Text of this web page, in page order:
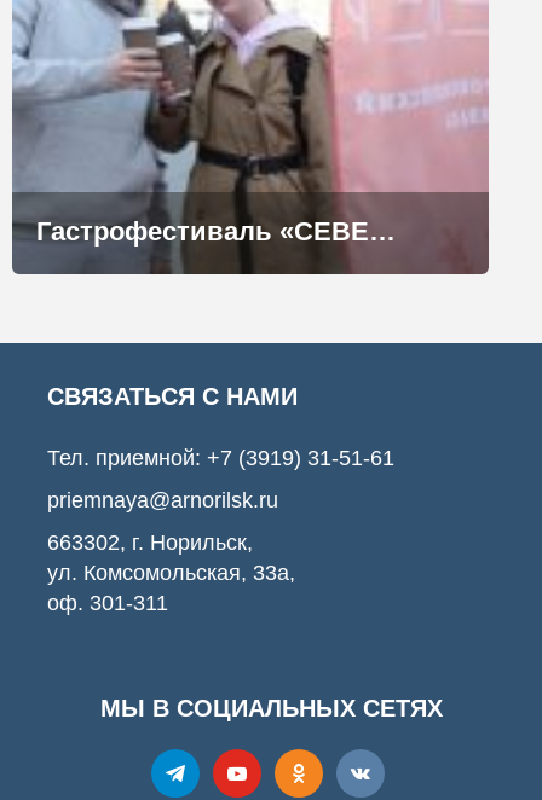
Гастрофестиваль «СЕВЕР»–2021 подарил норильчанам вкусные эмоции
СВЯЗАТЬСЯ С НАМИ
Тел. приемной: +7 (3919) 31-51-61
priemnaya@arnorilsk.ru
663302, г. Норильск,
ул. Комсомольская, 33а,
оф. 301-311
МЫ В СОЦИАЛЬНЫХ СЕТЯХ